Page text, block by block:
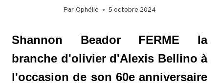
Par Ophélie 5 octobre 2024
Shannon Beador FERME la
branche d'olivier d'Alexis Bellino à
l'occasion de son 60e anniversaire